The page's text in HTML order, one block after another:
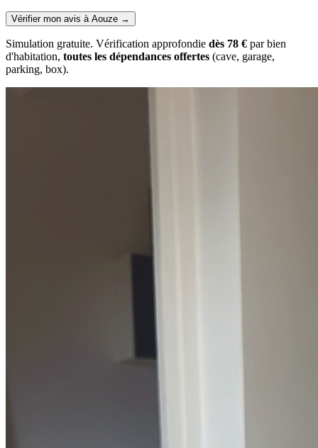
Vérifier mon avis à Aouze →
Simulation gratuite. Vérification approfondie dès 78 € par bien
d'habitation, toutes les dépendances offertes (cave, garage,
parking, box).